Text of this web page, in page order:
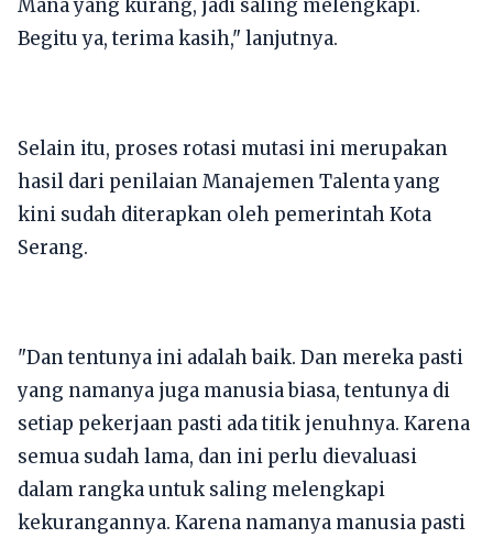
Mana yang kurang, jadi saling melengkapi.
Begitu ya, terima kasih," lanjutnya.
Selain itu, proses rotasi mutasi ini merupakan
hasil dari penilaian Manajemen Talenta yang
kini sudah diterapkan oleh pemerintah Kota
Serang.
​"Dan tentunya ini adalah baik. Dan mereka pasti
yang namanya juga manusia biasa, tentunya di
setiap pekerjaan pasti ada titik jenuhnya. Karena
semua sudah lama, dan ini perlu dievaluasi
dalam rangka untuk saling melengkapi
kekurangannya. Karena namanya manusia pasti